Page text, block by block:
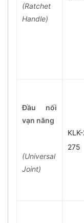
(Ratchet
Handle)
Đầu nối
vạn năng
(Universal
Joint)
275